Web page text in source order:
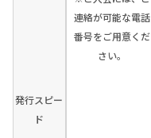
発行スピー
ド
連絡が可能な電話
番号をご用意くだ
さい。